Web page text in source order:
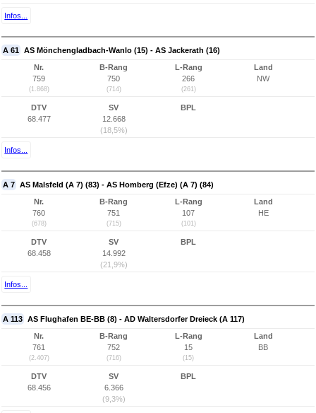
Infos...
A 61 AS Mönchengladbach-Wanlo (15) - AS Jackerath (16)
Nr.
759
(1.868)
B-Rang
750
(714)
L-Rang
266
(261)
Land
NW
DTV
68.477
SV
12.668
(18,5%)
BPL
Infos...
A 7 AS Malsfeld (A 7) (83) - AS Homberg (Efze) (A 7) (84)
Nr.
760
(678)
B-Rang
751
(715)
L-Rang
107
(101)
Land
HE
DTV
68.458
SV
14.992
(21,9%)
BPL
Infos...
A 113 AS Flughafen BE-BB (8) - AD Waltersdorfer Dreieck (A 117)
Nr.
761
(2.407)
B-Rang
752
(716)
L-Rang
15
(15)
Land
BB
DTV
68.456
SV
6.366
(9,3%)
BPL